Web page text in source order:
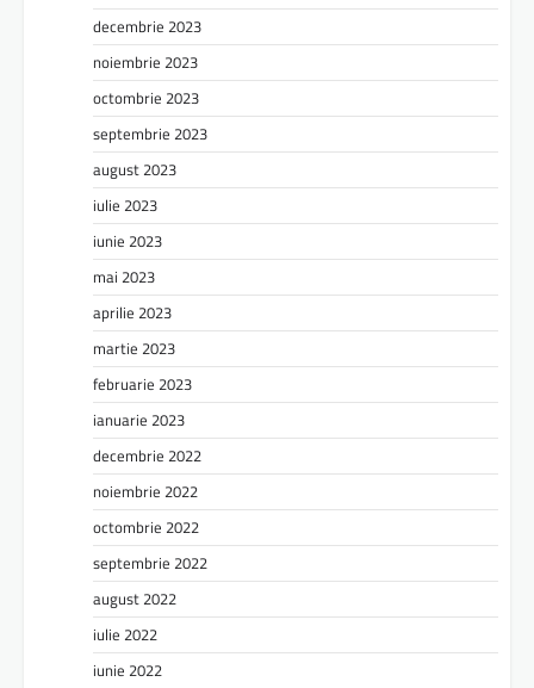
decembrie 2023
noiembrie 2023
octombrie 2023
septembrie 2023
august 2023
iulie 2023
iunie 2023
mai 2023
aprilie 2023
martie 2023
februarie 2023
ianuarie 2023
decembrie 2022
noiembrie 2022
octombrie 2022
septembrie 2022
august 2022
iulie 2022
iunie 2022